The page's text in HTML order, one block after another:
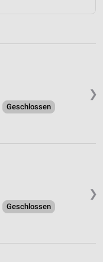
❯
Geschlossen
❯
Geschlossen